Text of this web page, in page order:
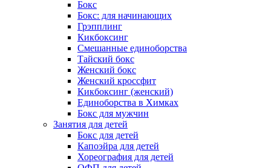
Бокс
Бокс: для начинающих
Грэпплинг
Кикбоксинг
Смешанные единоборства
Тайский бокс
Женский бокс
Женский кроссфит
Кикбоксинг (женский)
Единоборства в Химках
Бокс для мужчин
Занятия для детей
Бокс для детей
Капоэйра для детей
Хореография для детей